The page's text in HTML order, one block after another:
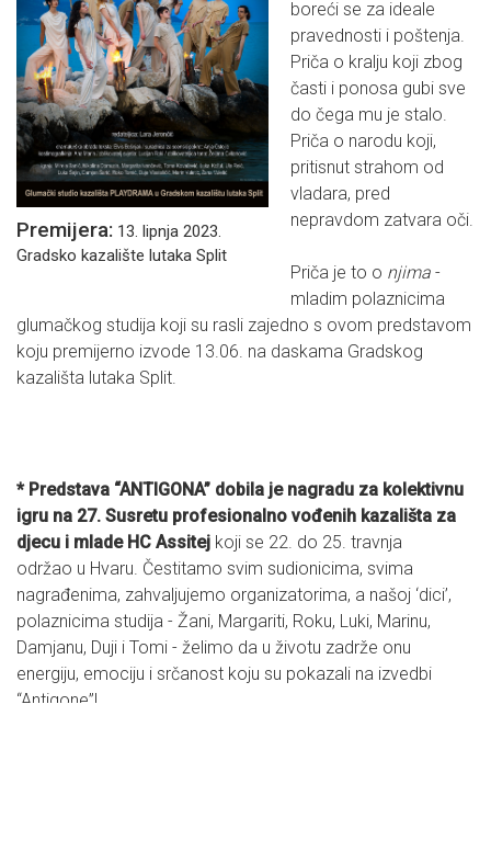
Premijera: 13. lipnja 2023.
Gradsko kazalište lutaka Split
boreći se za ideale
pravednosti i poštenja.
Priča o kralju koji zbog
časti i ponosa gubi sve
do čega mu je stalo.
Priča o narodu koji,
pritisnut strahom od
vladara, pred
nepravdom zatvara oči.
Priča je to o njima -
mladim polaznicima
glumačkog studija koji su rasli zajedno s ovom predstavom
koju premijerno izvode 13.06. na daskama Gradskog
kazališta lutaka Split.
* Predstava “ANTIGONA” dobila je nagradu za kolektivnu
igru na 27. Susretu profesionalno vođenih kazališta za
djecu i mlade HC Assitej koji se 22. do 25. travnja
održao u Hvaru. Čestitamo svim sudionicima, svima
nagrađenima, zahvaljujemo organizatorima, a našoj ‘dici’,
polaznicima studija - Žani, Margariti, Roku, Luki, Marinu,
Damjanu, Duji i Tomi - želimo da u životu zadrže onu
energiju, emociju i srčanost koju su pokazali na izvedbi
“Antigone”!